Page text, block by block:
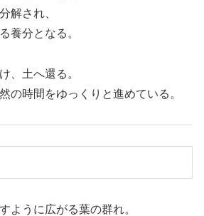
解され、
養分となる。
、土へ還る。
の時間をゆっくりと進めている。
ように広がる葉の群れ。